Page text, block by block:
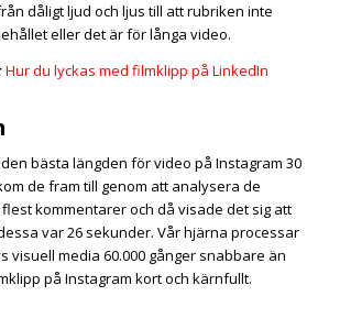
dåligt ljud och ljus till att rubriken inte
eller det är för långa video.
Hur du lyckas med filmklipp på LinkedIn
bästa längden för video på Instagram 30
de fram till genom att analysera de
kommentarer och då visade det sig att
var 26 sekunder. Vår hjärna processar
visuell media 60.000 gånger snabbare än
på Instagram kort och kärnfullt.